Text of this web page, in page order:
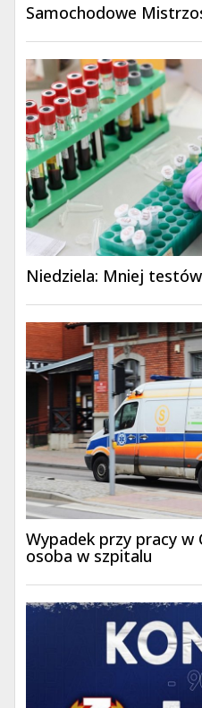
Samochodowe
Niedziela: Mniej
Wypadek przy pracy w
osoba w szpitalu